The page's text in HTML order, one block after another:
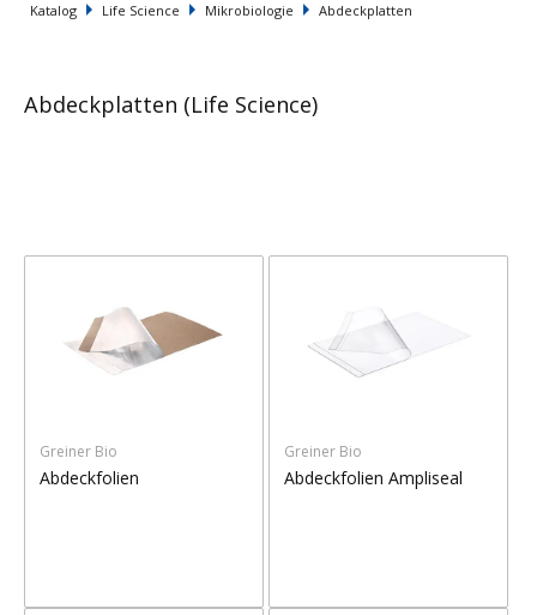
Katalog Life Science Mikrobiologie Abdeckplatten
Abdeckplatten (Life Science)
Greiner Bio
Abdeckfolien
Greiner Bio
Abdeckfolien Ampliseal